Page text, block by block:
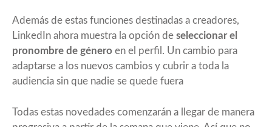
Además de estas funciones destinadas a creadores,
LinkedIn ahora muestra la opción de seleccionar el
pronombre de género en el perfil. Un cambio para
adaptarse a los nuevos cambios y cubrir a toda la
audiencia sin que nadie se quede fuera
Todas estas novedades comenzarán a llegar de manera